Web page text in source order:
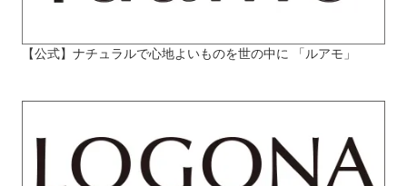
【公式】ナチュラルで心地よいものを世の中に 「ルアモ」